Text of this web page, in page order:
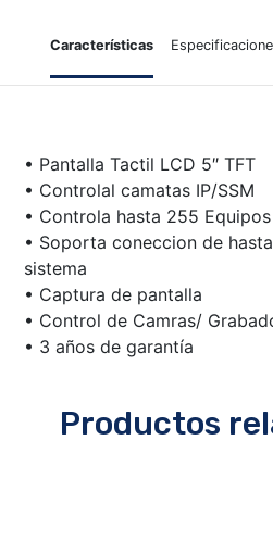
Características
• Pantalla Tactil LCD 5″ TFT
• Controlal camatas IP/SSM
• Controla hasta 255
• Soporta coneccion de
sistema
• Captura de pantalla
• Control de Camras/
• 3 años de garantía
Productos